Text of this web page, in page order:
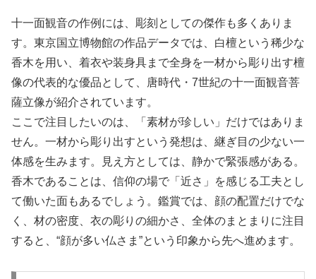
十一面観音の作例には、彫刻としての傑作も多くありま
す。東京国立博物館の作品データでは、白檀という稀少な
香木を用い、着衣や装身具まで全身を一材から彫り出す檀
像の代表的な優品として、唐時代・7世紀の十一面観音菩
薩立像が紹介されています。
ここで注目したいのは、「素材が珍しい」だけではありま
せん。一材から彫り出すという発想は、継ぎ目の少ない一
体感を生みます。見え方としては、静かで緊張感がある。
香木であることは、信仰の場で「近さ」を感じる工夫とし
て働いた面もあるでしょう。鑑賞では、顔の配置だけでな
く、材の密度、衣の彫りの細かさ、全体のまとまりに注目
すると、“顔が多い仏さま”という印象から先へ進めます。